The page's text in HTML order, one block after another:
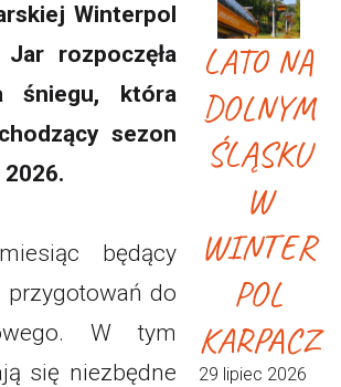
Winterpol
Jar rozpoczęła
śniegu, która
sezon
będący
przygotowań do
W tym
się niezbędne
LATO NA
DOLNYM
ŚLĄSKU
W
WINTER
POL
KARPACZ
29 lipiec 2026